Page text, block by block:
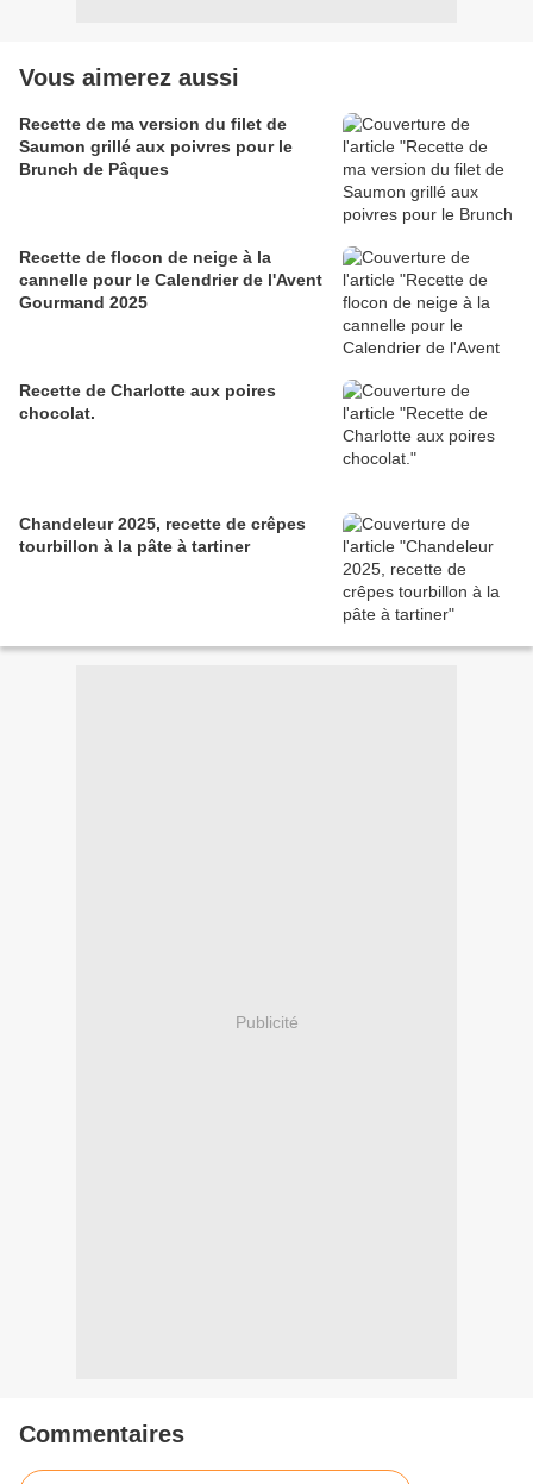
Vous aimerez aussi
Recette de ma version du filet de
Saumon grillé aux poivres pour le
Brunch de Pâques
Recette de flocon de neige à la
cannelle pour le Calendrier de l'Avent
Gourmand 2025
Recette de Charlotte aux poires
chocolat.
Chandeleur 2025, recette de crêpes
tourbillon à la pâte à tartiner
Publicité
Commentaires